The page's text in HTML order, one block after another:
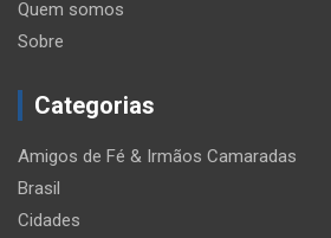
Quem somos
Sobre
Categorias
Amigos de Fé & Irmãos Camaradas
Brasil
Cidades